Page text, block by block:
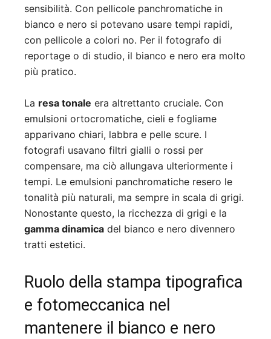
sensibilità. Con pellicole panchromatiche in
bianco e nero si potevano usare tempi rapidi,
con pellicole a colori no. Per il fotografo di
reportage o di studio, il bianco e nero era molto
più pratico.
La resa tonale era altrettanto cruciale. Con
emulsioni ortocromatiche, cieli e fogliame
apparivano chiari, labbra e pelle scure. I
fotografi usavano filtri gialli o rossi per
compensare, ma ciò allungava ulteriormente i
tempi. Le emulsioni panchromatiche resero le
tonalità più naturali, ma sempre in scala di grigi.
Nonostante questo, la ricchezza di grigi e la
gamma dinamica del bianco e nero divennero
tratti estetici.
Ruolo della stampa tipografica
e fotomeccanica nel
mantenere il bianco e nero